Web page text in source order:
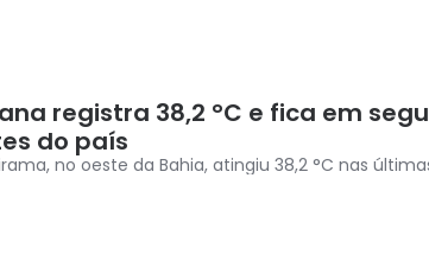
registra 38,2 °C e fica em
do país
no oeste da Bahia, atingiu 38,2 °C nas